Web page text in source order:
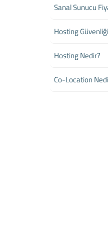
Sanal Sunucu
Hosting
Hosting Nedir?
Co-Location